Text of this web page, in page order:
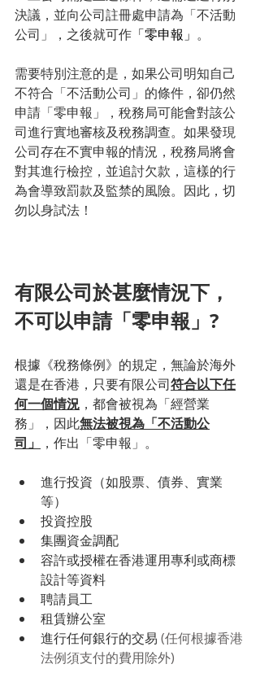
決議，並向公司註冊處申請為「不活動
公司」，之後就可作 「零申報」 。
需要特別注意的是，如果公司明知自己
不符合「不活動公司」的條件，卻仍然
申請「零申報」，稅務局可能會對該公
司進行實地審核及稅務調查。如果發現
公司存在不實申報的情況，稅務局將會
對其進行檢控，並追討欠款，這樣的行
為會導致罰款及監禁的風險。因此，切
勿以身試法！
有限公司於甚麼情況下，
不可以申請「零申報」?
根據《稅務條例》的規定，無論於海外
還是在香港，只要有限公司符合以下任
何一個情況 ，都會被視為「經營業
務」，因此無法被視為「不活動公
司」
，作出「零申報」。
進行投資（如股票、債券、實業
等）
投資控股
集團資金調配
容許或授權在香港運用專利或商標
設計等資料
聘請員工
租賃辦公室
進行任何銀行的交易 (任何根據香港
法例須支付的費用除外)